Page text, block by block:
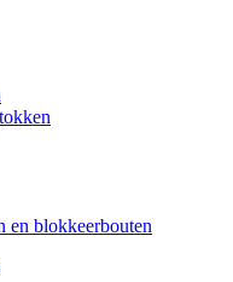
en blokkeerbouten